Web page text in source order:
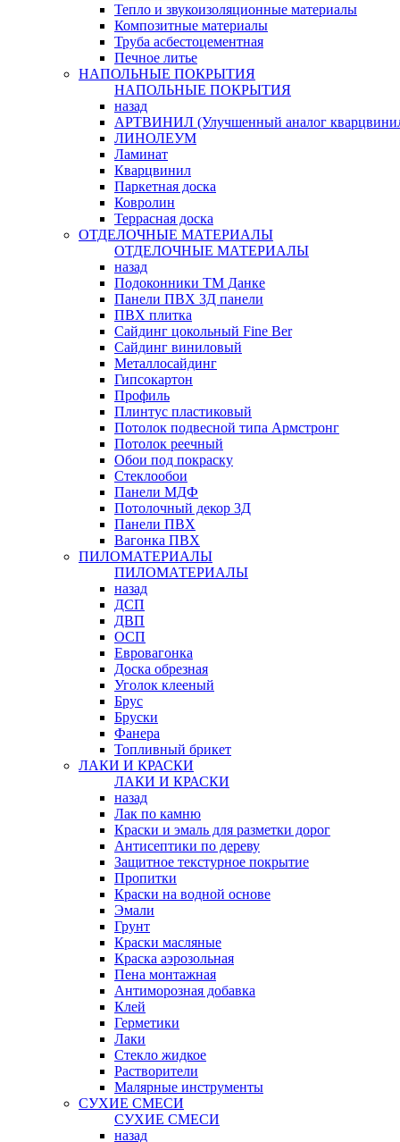
Тепло и звукоизоляционные материалы
Композитные материалы
Труба асбестоцементная
Печное литье
НАПОЛЬНЫЕ ПОКРЫТИЯ
НАПОЛЬНЫЕ ПОКРЫТИЯ
назад
АРТВИНИЛ (Улучшенный аналог
ЛИНОЛЕУМ
Ламинат
Кварцвинил
Паркетная доска
Ковролин
Террасная доска
ОТДЕЛОЧНЫЕ МАТЕРИАЛЫ
ОТДЕЛОЧНЫЕ МАТЕРИАЛЫ
назад
Подоконники ТМ Данке
Панели ПВХ 3Д панели
ПВХ плитка
Сайдинг цокольный Fine Ber
Сайдинг виниловый
Металлосайдинг
Гипсокартон
Профиль
Плинтус пластиковый
Потолок подвесной типа Армстронг
Потолок реечный
Обои под покраску
Стеклообои
Панели МДФ
Потолочный декор 3Д
Панели ПВХ
Вагонка ПВХ
ПИЛОМАТЕРИАЛЫ
ПИЛОМАТЕРИАЛЫ
назад
ДСП
ДВП
ОСП
Евровагонка
Доска обрезная
Уголок клееный
Брус
Бруски
Фанера
Топливный брикет
ЛАКИ И КРАСКИ
ЛАКИ И КРАСКИ
назад
Лак по камню
Краски и эмаль для разметки дорог
Антисептики по дереву
Защитное текстурное покрытие
Пропитки
Краски на водной основе
Эмали
Грунт
Краски масляные
Краска аэрозольная
Пена монтажная
Антиморозная добавка
Клей
Герметики
Лаки
Стекло жидкое
Растворители
Малярные инструменты
СУХИЕ СМЕСИ
СУХИЕ СМЕСИ
назад